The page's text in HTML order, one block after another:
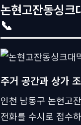
논현고잔동싱
📞
주거 공간과 상가
인천 남동구 논현고
전화를 수시로 접수